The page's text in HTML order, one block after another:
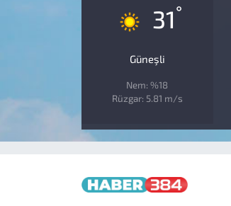
31°
Güneşli
Nem: %18
Rüzgar: 5.81 m/s